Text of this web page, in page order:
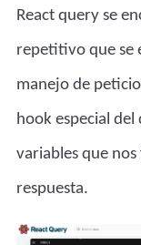
React query se
repetitivo que se
manejo de
hook especial
variablesque nos
respuesta.